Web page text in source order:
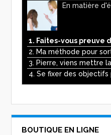
3. Pierre, viens mettre
4. Se fixer des objectifs
BOUTIQUE EN LIGNE